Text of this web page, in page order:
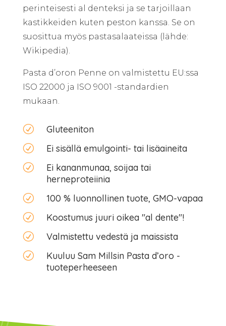
perinteisesti al denteksi ja se tarjoillaan
kastikkeiden kuten peston kanssa. Se on
suosittua myös pastasalaateissa (lähde:
Wikipedia).
Pasta d’oron Penne on valmistettu EU:ssa
ISO 22000 ja ISO 9001 -standardien
mukaan.
R Gluteeniton
R Ei sisällä emulgointi- tai lisäaineita
R
Ei kananmunaa, soijaa tai
herneproteiinia
R 100 % luonnollinen tuote, GMO-vapaa
R Koostumus juuri oikea "al dente"!
R Valmistettu vedestä ja maissista
R
Kuuluu Sam Millsin Pasta d’oro -
tuoteperheeseen